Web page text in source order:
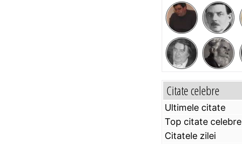
Citate celebre
Ultimele citate
Top citate celebre
Citatele zilei